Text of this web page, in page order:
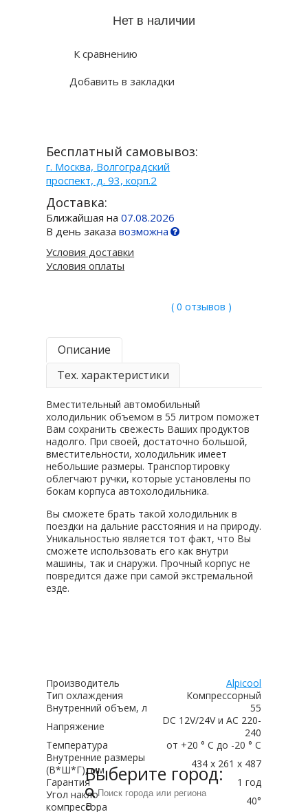
К сравнению
Добавить в закладки
Бесплатный самовывоз:
г. Москва, Волгоградский
проспект, д. 93, корп.2
Доставка:
Ближайшая на07.08.2026
В день заказавозможна
Условия доставки
Условия оплаты
( 0 отзывов )
Описание
Тех. характеристики
Вместительный автомобильный
холодильник объемом в 55 литром поможет
Вам сохранить свежесть Ваших продуктов
надолго. При своей, достаточно большой,
вместительности, холодильник имеет
небольшие размеры. Транспортировку
облегчают ручки, которые установлены по
бокам корпуса автохолодильника.
Вы сможете брать такой холодильник в
поездки на дальние расстояния и на природу.
Уникальностью является тот факт, что Вы
сможете использовать его как внутри
машины, так и снаружи. Прочный корпус не
повредится даже при самой экстремальной
езде.
Производитель
Alpicool
Тип охлаждения
Компрессорный
Внутренний объем, л
55
Напряжение
DC 12V/24V и AC 220-
240
Температура
от +20 ° C до -20 ° C
Внутренние размеры
(В*Ш*Г), мм
434 х 261 х 487
Гарантия
1 год
Угол наклона
компрессора
40°
Выберите город:
В